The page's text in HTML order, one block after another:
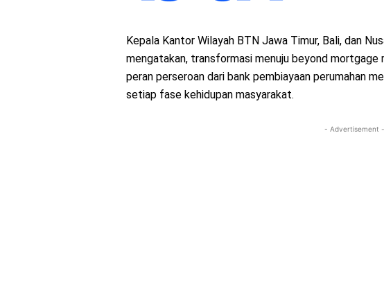
Kepala Kantor Wilayah BTN Jawa Timur, Bali, dan
mengatakan, transformasi menuju beyond mortgage
peran perseroan dari bank pembiayaan perumahan
setiap fase kehidupan masyarakat.
- Advertisement -